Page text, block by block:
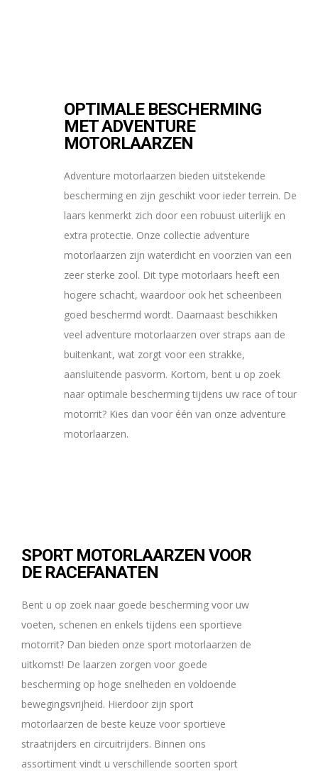
OPTIMALE BESCHERMING
MET ADVENTURE
MOTORLAARZEN
Adventure motorlaarzen bieden uitstekende
bescherming en zijn geschikt voor ieder terrein. De
laars kenmerkt zich door een robuust uiterlijk en
extra protectie. Onze collectie adventure
motorlaarzen zijn waterdicht en voorzien van een
zeer sterke zool. Dit type motorlaars heeft een
hogere schacht, waardoor ook het scheenbeen
goed beschermd wordt. Daarnaast beschikken
veel adventure motorlaarzen over straps aan de
buitenkant, wat zorgt voor een strakke,
aansluitende pasvorm. Kortom, bent u op zoek
naar optimale bescherming tijdens uw race of tour
motorrit? Kies dan voor één van onze adventure
motorlaarzen.
SPORT MOTORLAARZEN VOOR
DE RACEFANATEN
Bent u op zoek naar goede bescherming voor uw
voeten, schenen en enkels tijdens een sportieve
motorrit? Dan bieden onze sport motorlaarzen de
uitkomst! De laarzen zorgen voor goede
bescherming op hoge snelheden en voldoende
bewegingsvrijheid. Hierdoor zijn sport
motorlaarzen de beste keuze voor sportieve
straatrijders en circuitrijders. Binnen ons
assortiment vindt u verschillende soorten sport